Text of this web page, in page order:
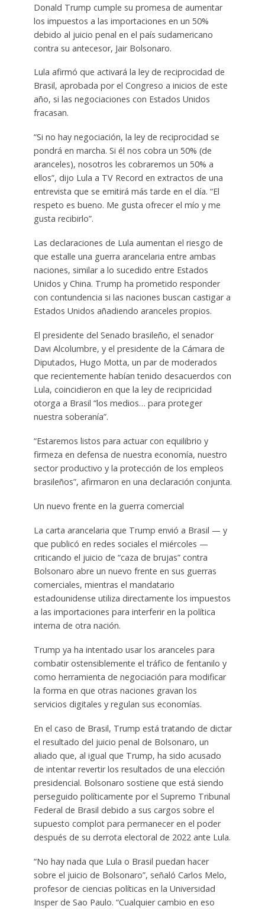
Donald Trump cumple su promesa de aumentar
los impuestos a las importaciones en un 50%
debido al juicio penal en el país sudamericano
contra su antecesor, Jair Bolsonaro.
Lula afirmó que activará la ley de reciprocidad de
Brasil, aprobada por el Congreso a inicios de este
año, si las negociaciones con Estados Unidos
fracasan.
“Si no hay negociación, la ley de reciprocidad se
pondrá en marcha. Si él nos cobra un 50% (de
aranceles), nosotros les cobraremos un 50% a
ellos”, dijo Lula a TV Record en extractos de una
entrevista que se emitirá más tarde en el día. “El
respeto es bueno. Me gusta ofrecer el mío y me
gusta recibirlo”.
Las declaraciones de Lula aumentan el riesgo de
que estalle una guerra arancelaria entre ambas
naciones, similar a lo sucedido entre Estados
Unidos y China. Trump ha prometido responder
con contundencia si las naciones buscan castigar a
Estados Unidos añadiendo aranceles propios.
El presidente del Senado brasileño, el senador
Davi Alcolumbre, y el presidente de la Cámara de
Diputados, Hugo Motta, un par de moderados
que recientemente habían tenido desacuerdos con
Lula, coincidieron en que la ley de recipricidad
otorga a Brasil “los medios… para proteger
nuestra soberanía”.
“Estaremos listos para actuar con equilibrio y
firmeza en defensa de nuestra economía, nuestro
sector productivo y la protección de los empleos
brasileños”, afirmaron en una declaración conjunta.
Un nuevo frente en la guerra comercial
La carta arancelaria que Trump envió a Brasil — y
que publicó en redes sociales el miércoles —
criticando el juicio de “caza de brujas” contra
Bolsonaro abre un nuevo frente en sus guerras
comerciales, mientras el mandatario
estadounidense utiliza directamente los impuestos
a las importaciones para interferir en la política
interna de otra nación.
Trump ya ha intentado usar los aranceles para
combatir ostensiblemente el tráfico de fentanilo y
como herramienta de negociación para modificar
la forma en que otras naciones gravan los
servicios digitales y regulan sus economías.
En el caso de Brasil, Trump está tratando de dictar
el resultado del juicio penal de Bolsonaro, un
aliado que, al igual que Trump, ha sido acusado
de intentar revertir los resultados de una elección
presidencial. Bolsonaro sostiene que está siendo
perseguido políticamente por el Supremo Tribunal
Federal de Brasil debido a sus cargos sobre el
supuesto complot para permanecer en el poder
después de su derrota electoral de 2022 ante Lula.
“No hay nada que Lula o Brasil puedan hacer
sobre el juicio de Bolsonaro”, señaló Carlos Melo,
profesor de ciencias políticas en la Universidad
Insper de Sao Paulo. “Cualquier cambio en eso